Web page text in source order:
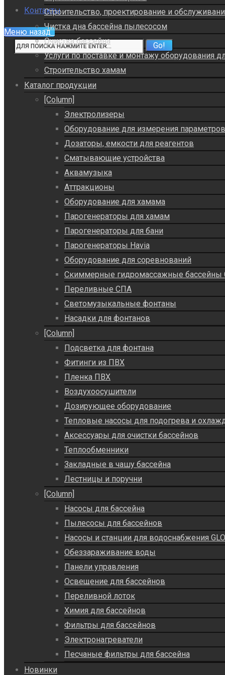
Контакты
Меню назад
Строительство, проектирование и
Чистка дна бассейна пылесосом
Очистка бассейна
Услуги по поставке и монтажу оборудования
Строительство хамам
Каталог продукции
[Column]
Электролизеры
Оборудование для измерения
Дозаторы, емкости для реагентов
Сматывающие устройства
Аквамузыка
Аттракционы
Оборудование для хамама
Парогенераторы для хамам
Парогенераторы для бани
Парогенераторы Havia
Оборудование для соревнований
Скиммерные гидромассажные
Переливные СПА
Светомузыкальные фонтаны
Насадки для фонтанов
[Column]
Подсветка для фонтана
Фитинги из ПВХ
Пленка ПВХ
Воздухоосушители
Дозирующее оборудование
Тепловые насосы для подогрева и
Аксессуары для очистки бассейнов
Теплообменники
Закладные в чашу бассейна
Лестницы и поручни
[Column]
Насосы для бассейна
Пылесосы для бассейнов
Насосы и станции для водоснабжения
Обеззараживание воды
Панели управления
Освещение для бассейнов
Переливной лоток
Химия для бассейнов
Фильтры для бассейнов
Электронагреватели
Песчаные фильтры для бассейна
Новинки